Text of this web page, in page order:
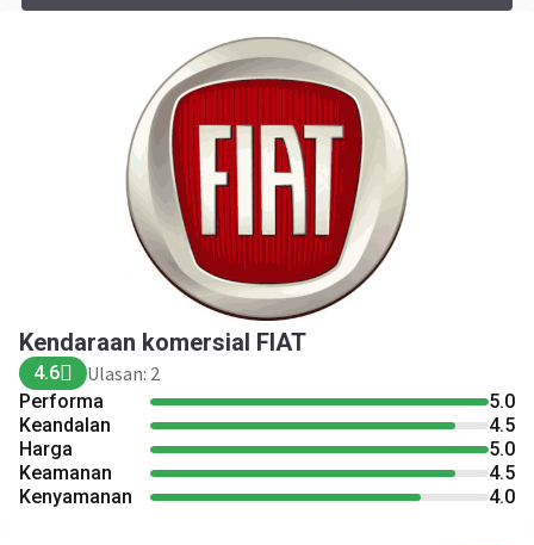
Kendaraan komersial FIAT
4.6 Ulasan: 2
Performa
5.0
Keandalan
4.5
Harga
5.0
Keamanan
4.5
Kenyamanan
4.0